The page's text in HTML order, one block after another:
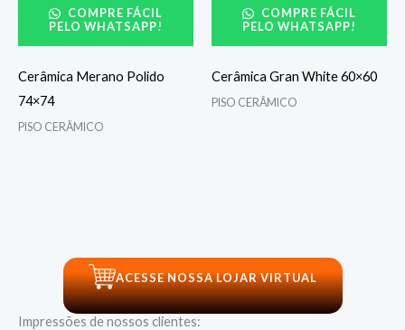
COMPRE FÁCIL
PELO WHATSAPP!
Cerâmica Merano Polido
74×74
PISO CERÂMICO
COMPRE FÁCIL
PELO WHATSAPP!
Cerâmica Gran White 60×60
PISO CERÂMICO
ACESSE NOSSA LOJAR VIRTUAL
Impressões de nossos clientes: